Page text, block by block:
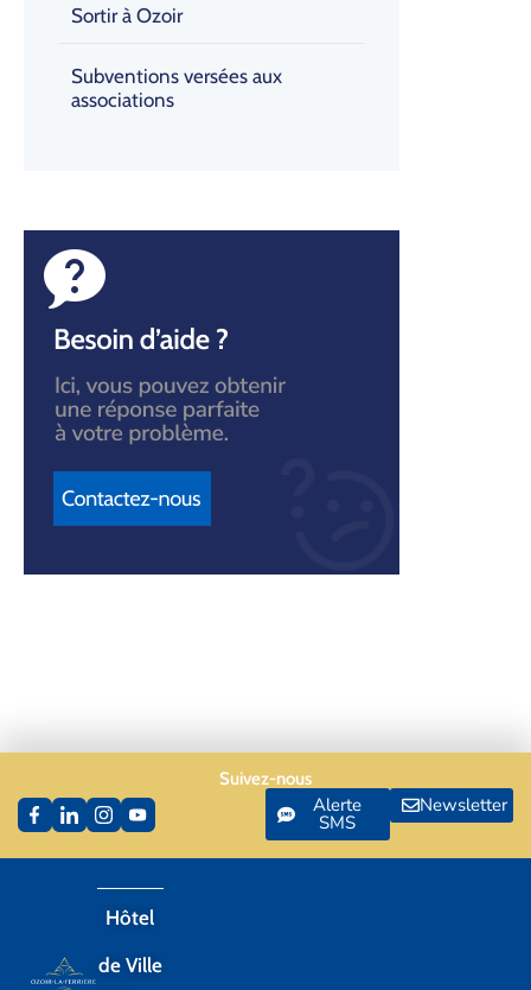
Sortir à Ozoir
Subventions versées aux
associations
Hôtel
de Ville
Suivez-nous
Alerte
SMS
Newsletter